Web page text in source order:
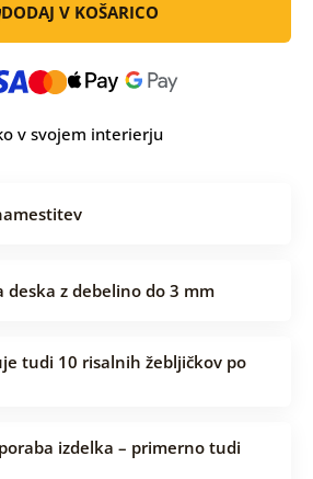
DODAJ V KOŠARICO
v svojem interierju
deska z debelino do 3 mm
tudi 10 risalnih žebljičkov po
izdelka – primerno tudi